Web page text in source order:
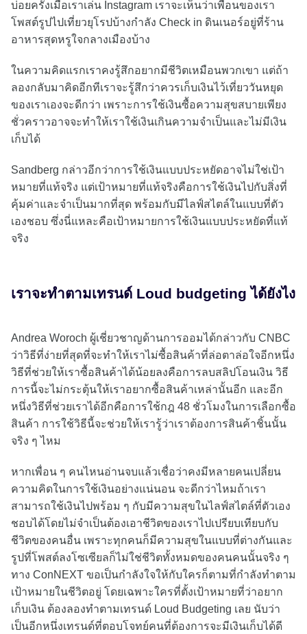
บ่อยครั้งเมื่อเราเล่น Instagram เราจะเห็นว่าเพื่อนของเรา
โพสต์รูปไปเที่ยวยุโรปบ้างกำลัง Check in ดินเนอร์อยู่ที่ร้าน
อาหารสุดหรูใจกลางเมืองบ้าง
ในความคิดแรกเราคงรู้สึกอยากมีชีวิตเหมือนพวกเขา แต่ถ้า
ลองกลับมาคิดอีกทีเราจะรู้สึกว่าควรเก็บเงินไว้เที่ยววันหยุด
ของเราเองจะดีกว่า เพราะการใช้เงินซื้อความสุขสบายเพียง
ชั่วคราวอาจจะทำให้เราใช้เงินเกินความจำเป็นและไม่มีเงิน
เก็บได้
Sandberg กล่าวอีกว่าการใช้เงินแบบประหยัดอาจไม่ใช่เป้า
หมายที่แท้จริง แต่เป้าหมายที่แท้จริงคือการใช้เงินไปกับสิ่งที่
คุ้มค่าและจำเป็นมากที่สุด พร้อมกับมีไลฟ์สไตล์ในแบบที่ตัว
เองชอบ ซึ่งนี่แหละคือเป้าหมายการใช้เงินแบบประหยัดที่แท้
จริง
เราจะทำตามเทรนด์ Loud budgeting ได้ยังไง
Andrea Woroch ผู้เชี่ยวชาญด้านการออมได้กล่าวกับ CNBC
ว่าวิธีที่ง่ายที่สุดที่จะทำให้เราไม่ซื้อสินค้าที่ล่อตาล่อใจอีกหนึ่ง
วิธีที่ช่วยให้เราซื้อสินค้าได้น้อยลงคือการลบสลิปโอนเงิน วิธี
การนี้จะไม่กระตุ้นให้เราอยากซื้อสินค้าเหล่านั้นอีก และอีก
หนึ่งวิธีที่ช่วยเราได้อีกคือการใช้กฎ 48 ชั่วโมงในการเลือกซื้อ
สินค้า การใช้วิธีนี้จะช่วยให้เรารู้ว่าเราต้องการสินค้าชิ้นนั้น
จริง ๆ ไหม
หากเพื่อน ๆ คนไหนอ่านจบแล้วเชื่อว่าคงมีหลายคนเปลี่ยน
ความคิดในการใช้เงินอย่างแน่นอน จะดีกว่าไหมถ้าเรา
สามารถใช้เงินไปพร้อม ๆ กับมีความสุขในไลฟ์สไตล์ที่ตัวเอง
ชอบได้โดยไม่จำเป็นต้องเอาชีวิตของเราไปเปรียบเทียบกับ
ชีวิตของคนอื่น เพราะทุกคนก็มีความสุขในแบบที่ต่างกันและ
รูปที่โพสต์ลงโซเซียลก็ไม่ใช่ชีวิตทั้งหมดของคนคนนั้นจริง ๆ
ทาง ConNEXT ขอเป็นกำลังใจให้กับใครก็ตามที่กำลังทำตาม
เป้าหมายในชีวิตอยู่ โดยเฉพาะใครที่ตั้งเป้าหมายที่ว่าอยาก
เก็บเงิน ต้องลองทำตามเทรนด์ Loud Budgeting เลย นับว่า
เป็นอีกหนึ่งเทรนด์ที่ตอบโจทย์คนที่ต้องการจะมีเงินเก็บได้ดี